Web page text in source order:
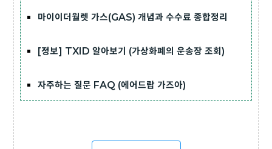
마이이더월렛 가스(GAS) 개념과 수수료 종합정리
[정보] TXID 알아보기 (가상화폐의 운송장 조회)
자주하는 질문 FAQ (에어드랍 가즈아)